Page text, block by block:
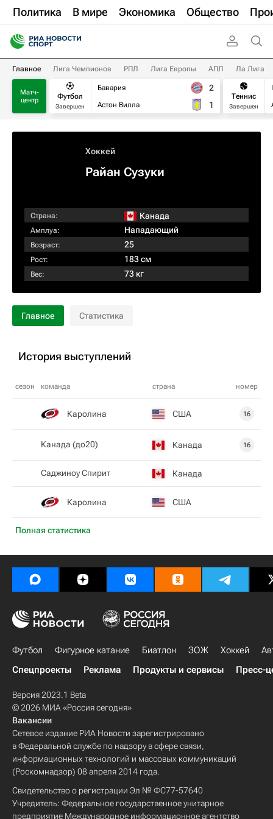
Политика В мире Экономика Общество
Главное Лига Чемпионов РПЛ Лига Европы АПЛ Ла Лига
Матч-
центр
Футбол
Завершен
Бавария
Астон Вилла
2
1
Теннис
Завершен
Хоккей
Райан Сузуки
Страна: Канада
Амплуа: Нападающий
Возраст: 25
Рост: 183 см
Вес: 73 кг
Главное Статистика
История выступлений
сезон команда страна номер
Полная статистика
Каролина США 16
Канада (до20) Канада 16
Саджиноу Спирит Канада
Каролина США
Футбол Фигурное катание Биатлон ЗОЖ Хоккей
Спецпроекты
Реклама Продукты и сервисы Пресс-
Версия 2023.1 Beta
© 2026 МИА «Россия сегодня»
Вакансии
Сетевое издание РИА Новости зарегистрировано
в Федеральной службе по надзору в сфере связи,
информационных технологий и массовых коммуникаций
(Роскомнадзор) 08 апреля 2014 года.
Свидетельство о регистрации Эл № ФС77-57640
Учредитель: Федеральное государственное унитарное
предприятие Международное информационное агентство